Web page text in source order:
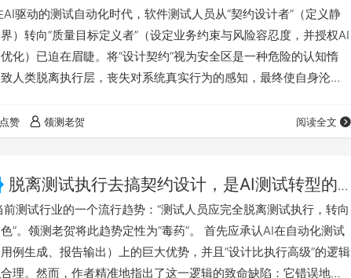
AI驱动的测试自动化时代，软件测试人员从“契约设计者”（定义静
）转向“质量目标定义者”（设定业务约束与风险容忍度，并授权AI
化）已迫在眉睫。将“设计契约”视为安全区是一种危险的认知惰
人类脱离执行层，丧失对系统真实行为的感知，最终使自身沦为
计的契约会迅速脱离实际，而AI则能通过海量执行数据证明其优
确性，悄然转移了“正确性”的自证权。 当人类脱离执行层带来的
赞 领测老贺 阅读全文
脱离测试执行去搞契约设计，是AI测试转型的
前测试行业的一个流行趋势：“测试人员应完全脱离测试执行，转向
”。领测老贺将此趋势定性为“毒药”。 首先应承认AI在自动化测试
例生成、报告输出）上的巨大优势，并且“设计比执行高级”的逻辑
理。然而，作者精准地指出了这一逻辑的致命缺陷：它错误地假